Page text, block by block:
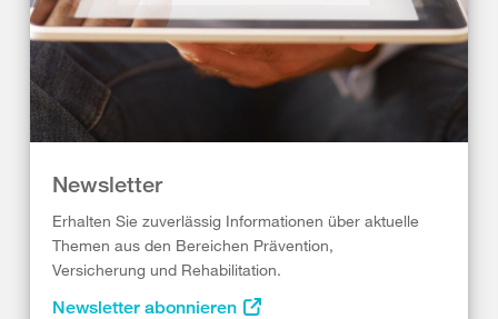
Newsletter
Erhalten Sie zuverlässig Informationen über aktuelle
Themen aus den Bereichen Prävention,
Versicherung und Rehabilitation.
Newsletter abonnieren